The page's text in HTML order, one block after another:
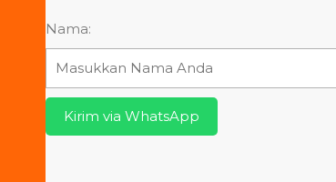
Nama:
Kirim via WhatsApp